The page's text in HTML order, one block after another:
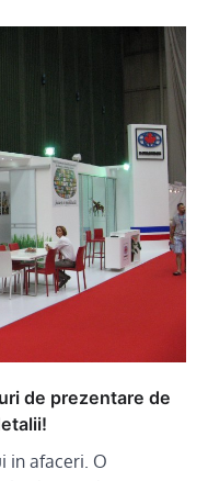
de prezentare de
in afaceri. O